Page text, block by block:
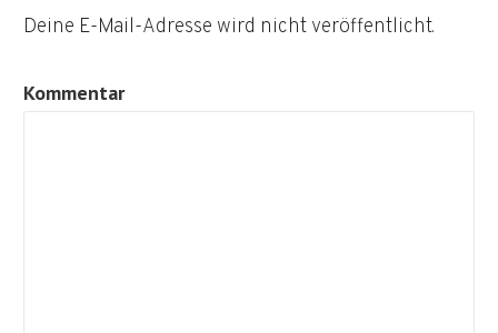
Deine E-Mail-Adresse wird nicht veröffentlicht.
Kommentar